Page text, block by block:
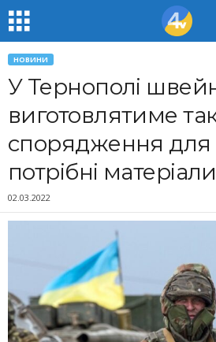
НОВИНИ
У Тернополі
виготовлятиме
спорядження для
потрібні матеріали
02.03.2022